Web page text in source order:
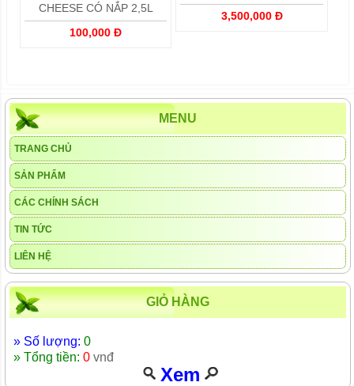
CHEESE CÓ NẮP 2,5L
100,000 Đ
3,500,000 Đ
MENU
TRANG CHỦ
SẢN PHẨM
CÁC CHÍNH SÁCH
TIN TỨC
LIÊN HỆ
GIỎ HÀNG
» Số lượng: 0
» Tổng tiền: 0 vnđ
Xem